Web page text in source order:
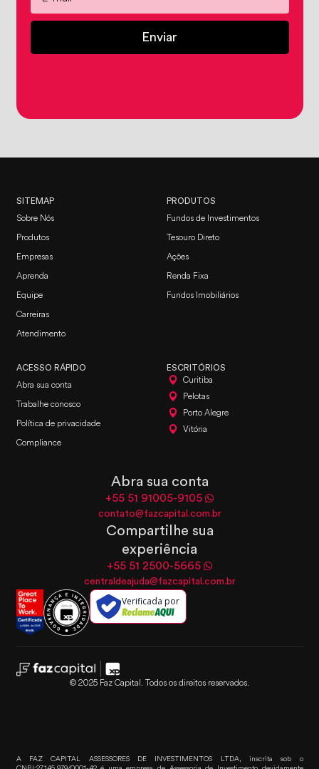
Enviar
SITEMAP
Sobre Nós
Produtos
Empresas
Aprenda
Equipe
Carreiras
Atendimento
PRODUTOS
Fundos de Investimentos
Tesouro Direto
Ações
Renda Fixa
Fundos Imobiliários
ACESSO RÁPIDO
Abra sua conta
Trabalhe conosco
Política de privacidade
Compliance
ESCRITÓRIOS
Curitiba
Pelotas
Porto Alegre
Vitória
Abra sua conta
+55 51 91005-9105
contato@fazcapital.com.br
Compartilhe sua
experiência
+55 51 2500-5665
centraldeajuda@fazcapital.com.br
Verificada por
© 2025 Faz Capital. Todos os direitos reservados.
A FAZ CAPITAL ASSESSORES DE INVESTIMENTOS LTDA, inscrita sob o